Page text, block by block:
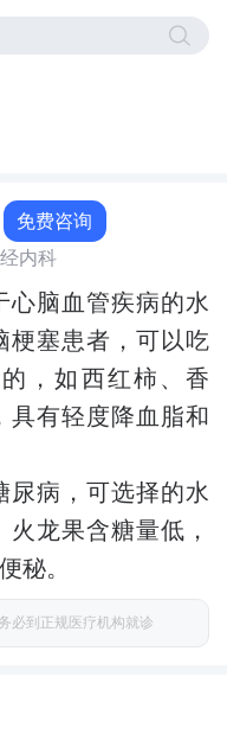
免费咨询
内科
心脑血管疾病的水
梗塞患者，可以吃
，如西红柿、香
具有轻度降血脂和
尿病，可选择的水
龙果含糖量低，
秘。
必到正规医疗机构就诊